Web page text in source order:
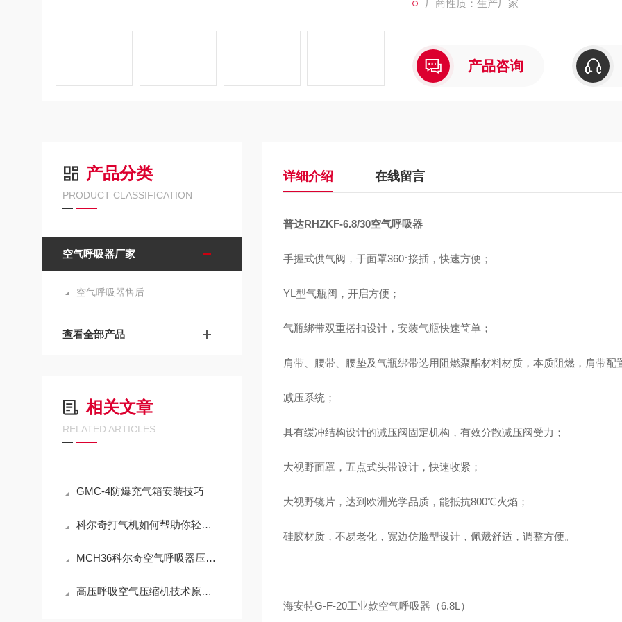
气瓶绑带双重搭扣设计，安装气瓶快速简单；
减压系统；
大视野镜片，达到欧洲光学品质，能抵抗800
厂商性质：生产厂家
产品咨询
产品分类
PRODUCT CLASSIFICATION
空气呼吸器厂家
空气呼吸器售后
查看全部产品
相关文章
RELATED ARTICLES
GMC-4防爆充气箱安装技巧
科尔奇打气机如何帮助你轻松解决胎压问题
MCH36科尔奇空气呼吸器压缩机使用方法指导
高压呼吸空气压缩机技术原理：从气体定律到精密压缩的跨越
详细介绍 在线留言
普达RHZKF-6.8/30空气呼吸器
手握式供气阀，于面罩360°接插，快速方便；
YL型气瓶阀，开启方便；
气瓶绑带双重搭扣设计，安装气瓶快速简单；
肩带、腰带、腰垫及气瓶绑带选用阻燃聚酯材料材质，本质阻燃，肩带配
减压系统；
具有缓冲结构设计的减压阀固定机构，有效分散减压阀受力；
大视野面罩，五点式头带设计，快速收紧；
大视野镜片，达到欧洲光学品质，能抵抗800℃火焰；
硅胶材质，不易老化，宽边仿脸型设计，佩戴舒适，调整方便。
海安特G-F-20工业款空气呼吸器（6.8L）